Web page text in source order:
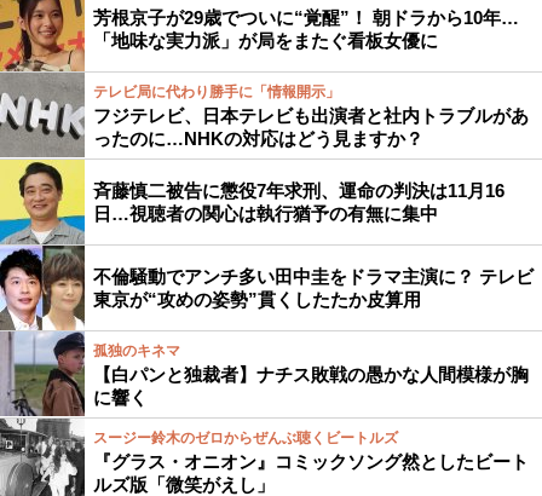
芳根京子が29歳でついに“覚醒”！ 朝ドラから10年…
「地味な実力派」が局をまたぐ看板女優に
テレビ局に代わり勝手に「情報開示」
フジテレビ、日本テレビも出演者と社内トラブルがあ
ったのに…NHKの対応はどう見ますか？
斉藤慎二被告に懲役7年求刑、運命の判決は11月16
日…視聴者の関心は執行猶予の有無に集中
不倫騒動でアンチ多い田中圭をドラマ主演に？ テレビ
東京が“攻めの姿勢”貫くしたたか皮算用
孤独のキネマ
【白パンと独裁者】ナチス敗戦の愚かな人間模様が胸
に響く
スージー鈴木のゼロからぜんぶ聴くビートルズ
『グラス・オニオン』コミックソング然としたビート
ルズ版「微笑がえし」